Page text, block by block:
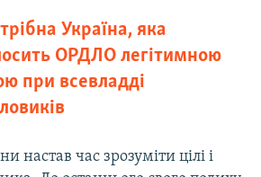
Україна, яка
ОРДЛО легітимною
при всевладді
настав час зрозуміти цілі і